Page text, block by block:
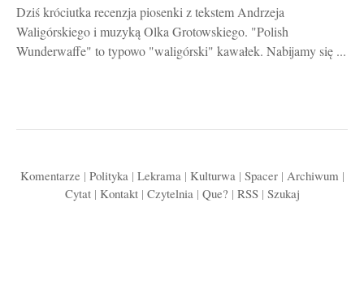
Dziś króciutka recenzja piosenki z tekstem Andrzeja
Waligórskiego i muzyką Olka Grotowskiego. "Polish
Wunderwaffe" to typowo "waligórski" kawałek. Nabijamy się ...
Komentarze | Polityka| Lekrama| Kulturwa| Spacer| Archiwum |
Cytat| Kontakt| Czytelnia| Que? | RSS| Szukaj